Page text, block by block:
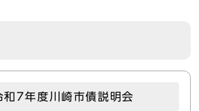
7年度川崎市債説明会